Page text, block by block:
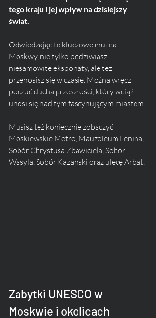
tego kraju i jej wpływ na dzisiejszy
świat.
Odwiedzając te kluczowe muzea
Moskwy, nie tylko podziwiasz
niesamowite eksponaty, ale też
przenosisz się w czasie. Można wręcz
poczuć ducha przeszłości, który wciąż
unosi się nad tym fascynującym miastem.
Musisz też koniecznie zobaczyć
Moskiewskie Metro, Mauzoleum Lenina,
Sobór Chrystusa Zbawiciela, Sobór
Wasyla, Sobór Kazanski oraz ulecę Arbat.
Zabytki UNESCO w
Moskwie i okolicach